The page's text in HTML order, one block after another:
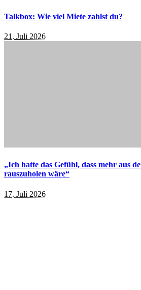
Talkbox: Wie viel Miete zahlst du?
21. Juli 2026
„Ich hatte das Gefühl, dass mehr aus
rauszuholen wäre“
17. Juli 2026